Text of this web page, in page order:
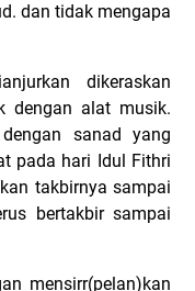
dan tidak mengapa
dikeraskan
dengan alat musik.
sanad yang
pada hari Idul Fithri
takbirnya sampai
bertakbir sampai
mensirr(pelan)kan